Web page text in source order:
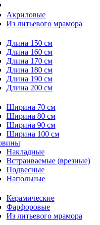
Акриловые
Из литьевого мрамора
Длина 150 см
Длина 160 см
Длина 170 см
Длина 180 см
Длина 190 см
Длина 200 см
Ширина 70 см
Ширина 80 см
Ширина 90 см
Ширина 100 см
Накладные
Встраиваемые (врезные)
Подвесные
Напольные
Керамические
Фарфоровые
Из литьевого мрамора